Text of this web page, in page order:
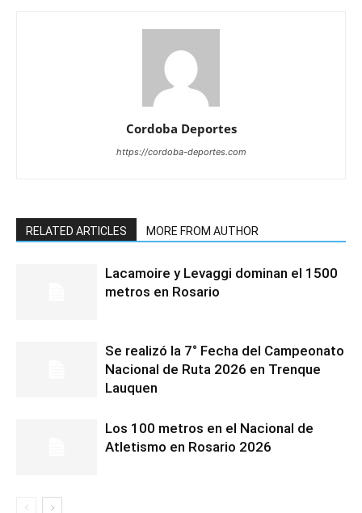
Cordoba Deportes
https://cordoba-deportes.com
RELATED ARTICLES MORE FROM AUTHOR
Lacamoire y Levaggi dominan el 1500
metros en Rosario
Se realizó la 7° Fecha del Campeonato
Nacional de Ruta 2026 en Trenque
Lauquen
Los 100 metros en el Nacional de
Atletismo en Rosario 2026